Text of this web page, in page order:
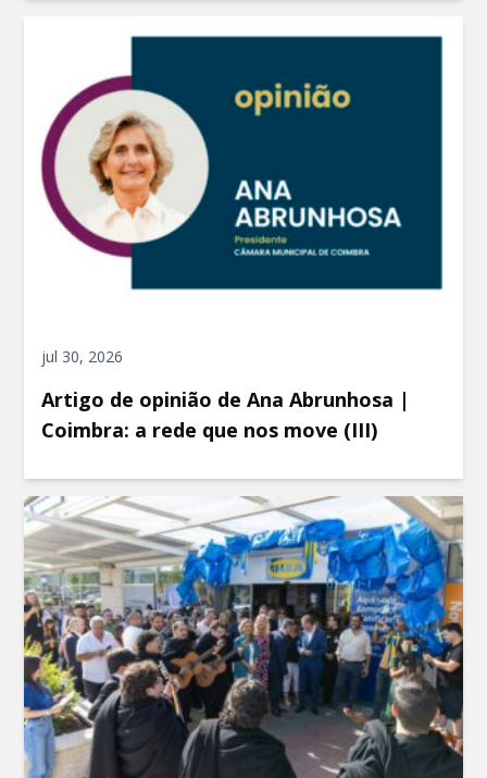
jul 30, 2026
Artigo de opinião de Ana Abrunhosa |
Coimbra: a rede que nos move (III)